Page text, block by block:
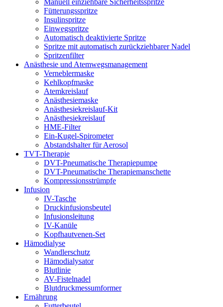
Fütterungsspritze
Insulinspritze
Einwegspritze
Automatisch deaktivierte Spritze
Spritze mit automatisch zurückziehbarer Nadel
Spritzenfilter
Anästhesie und Atemwegsmanagement
Verneblermaske
Kehlkopfmaske
Atemkreislauf
Anästhesiemaske
Anästhesiekreislauf-Kit
Anästhesiekreislauf
HME-Filter
Ein-Kugel-Spirometer
Abstandshalter für Aerosol
TVT-Therapie
DVT-Pneumatische Therapiepumpe
DVT-Pneumatische Therapiemanschette
Kompressionsstrümpfe
Infusion
IV-Tasche
Druckinfusionsbeutel
Infusionsleitung
IV-Kanüle
Kopfhautvenen-Set
Hämodialyse
Wandlerschutz
Hämodialysator
Blutlinie
AV-Fistelnadel
Blutdruckmessumformer
Ernährung